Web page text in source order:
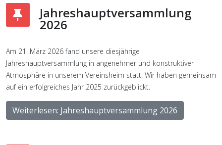
Jahreshauptversammlung
2026
Am 21. März 2026 fand unsere diesjährige
Jahreshauptversammlung in angenehmer und konstruktiver
Atmosphäre in unserem Vereinsheim statt. Wir haben gemeinsam
auf ein erfolgreiches Jahr 2025 zurückgeblickt.
Weiterlesen: Jahreshauptversammlung 2026